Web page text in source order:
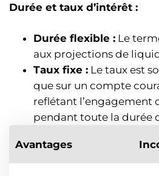
Durée et taux d’intérêt :
Durée flexible : Le
aux projections de
Taux fixe : Le taux est
que sur un compte
reflétant l’engagement
pendant toute la durée
Avantages